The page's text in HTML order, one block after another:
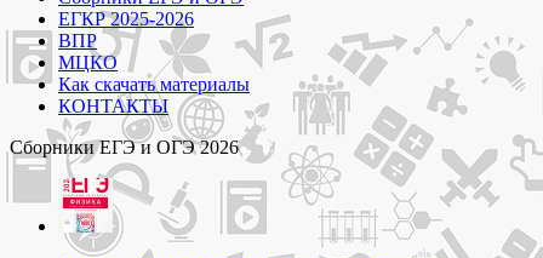
ЕГКР 2025-2026
ВПР
МЦКО
Как скачать материалы
КОНТАКТЫ
Сборники ЕГЭ и ОГЭ 2026